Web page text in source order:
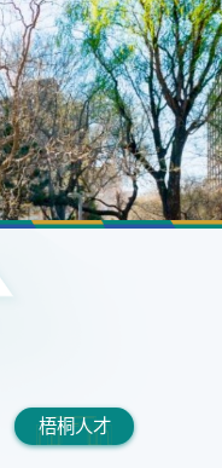
梧桐人才